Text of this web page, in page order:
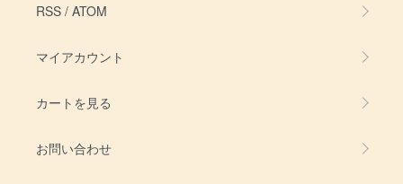
RSS / ATOM
マイアカウント
カートを見る
お問い合わせ